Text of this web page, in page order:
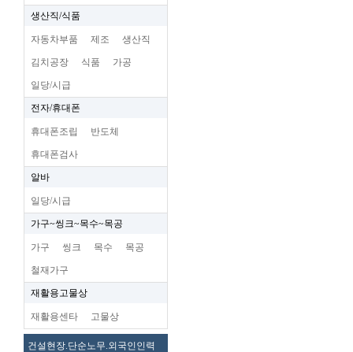
생산직/식품
자동차부품 제조 생산직
김치공장 식품 가공
일당/시급
전자/휴대폰
휴대폰조립 반도체
휴대폰검사
알바
일당/시급
가구~씽크~목수~목공
가구 씽크 목수 목공
철재가구
재활용고물상
재활용센타 고물상
건설현장.단순노무.외국인인력